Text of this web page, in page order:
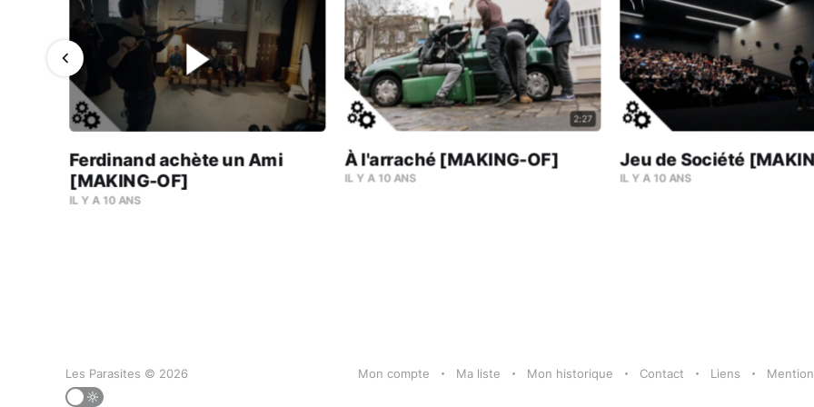
Ferdinand achète un Ami
[MAKING-OF]
IL Y A 10 ANS
2:27
À l'arraché [MAKING-OF]
IL Y A 10 ANS
Jeu de Société
IL Y A 10 ANS
Les Parasites © 2026 Mon compte Ma liste Mon historique Contact Liens